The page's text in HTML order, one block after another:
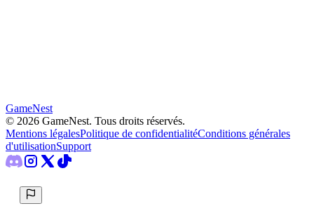
GameNest
© 2026 GameNest. Tous droits réservés.
Mentions légalesPolitique de confidentialitéConditions générales
d'utilisationSupport